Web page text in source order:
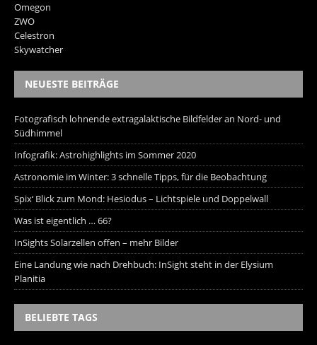
Omegon
ZWO
Celestron
Skywatcher
NEUESTE BEITRÄGE
Fotografisch lohnende extragalaktische Bildfelder an Nord- und
Südhimmel
Infografik: Astrohighlights im Sommer 2020
Astronomie im Winter: 3 schnelle Tipps, für die Beobachtung
Spix‘ Blick zum Mond: Hesiodus – Lichtspiele und Doppelwall
Was ist eigentlich … 66?
InSights Solarzellen offen – mehr Bilder
Eine Landung wie nach Drehbuch: InSight steht in der Elysium
Planitia
BELIEBTE TAGS